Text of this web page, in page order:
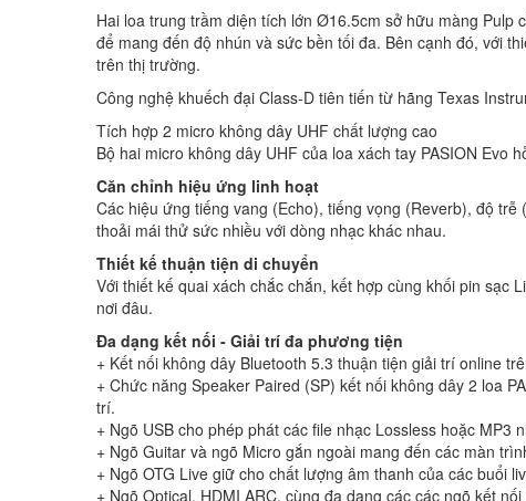
Hai loa trung trầm diện tích lớn Ø16.5cm sở hữu màng
để mang đến độ nhún và sức bền tối đa. Bên cạnh đó, với
trên thị trường.
Công nghệ khuếch đại Class-D tiên tiến từ hãng Texas
Tích hợp 2 micro không dây UHF chất lượng cao
Bộ hai micro không dây UHF của loa xách tay PASION
Căn chỉnh hiệu ứng linh hoạt
Các hiệu ứng tiếng vang (Echo), tiếng vọng (Reverb), độ
thoải mái thử sức nhiều với dòng nhạc khác nhau.
Thiết kế thuận tiện di chuyển
Với thiết kế quai xách chắc chắn, kết hợp cùng khối pin sạc
nơi đâu.
Đa dạng kết nối - Giải trí đa phương tiện
+ Kết nối không dây Bluetooth 5.3 thuận tiện giải trí online
+ Chức năng Speaker Paired (SP) kết nối không dây 2 loa
trí.
+ Ngõ USB cho phép phát các file nhạc Lossless hoặc MP3
+ Ngõ Guitar và ngõ Micro gắn ngoài mang đến các màn
+ Ngõ OTG Live giữ cho chất lượng âm thanh của các buổi
+ Ngõ Optical, HDMI ARC, cùng đa dạng các các ngõ kết